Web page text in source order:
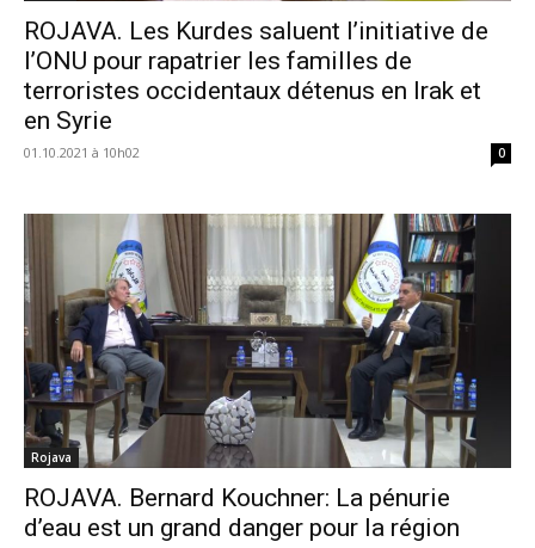
ROJAVA. Les Kurdes saluent l’initiative de
l’ONU pour rapatrier les familles de
terroristes occidentaux détenus en Irak et
en Syrie
01.10.2021 à 10h02 0
Rojava
ROJAVA. Bernard Kouchner: La pénurie
d’eau est un grand danger pour la région